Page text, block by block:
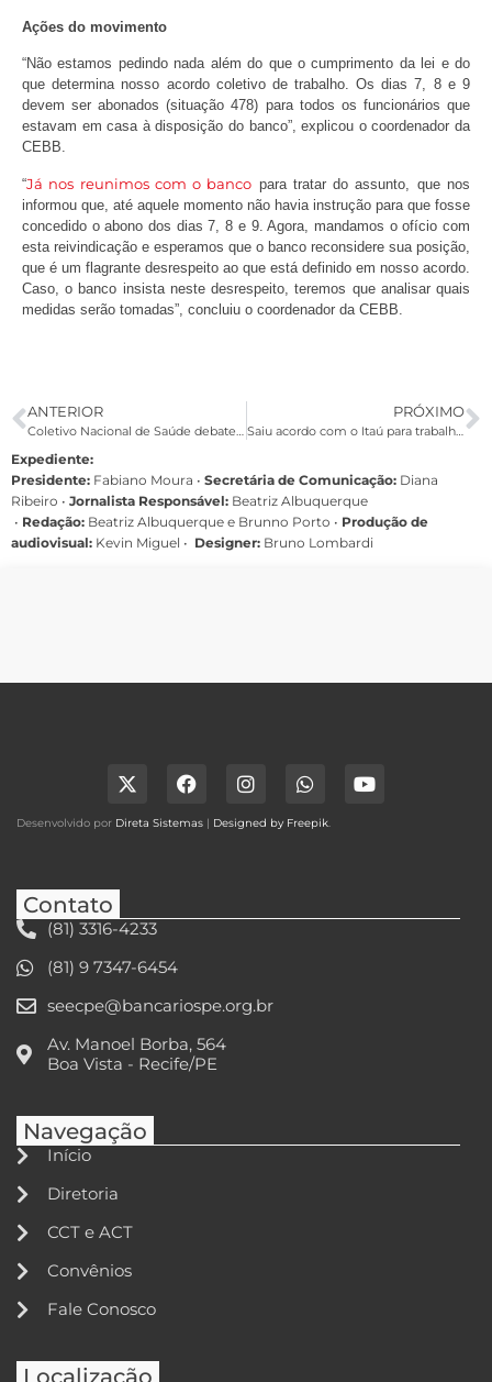
Ações do movimento
“Não estamos pedindo nada além do que o cumprimento da lei e do
que determina nosso acordo coletivo de trabalho. Os dias 7, 8 e 9
devem ser abonados (situação 478) para todos os funcionários que
estavam em casa à disposição do banco”, explicou o coordenador da
CEBB.
“Já nos reunimos com o banco para tratar do assunto, que nos
informou que, até aquele momento não havia instrução para que fosse
concedido o abono dos dias 7, 8 e 9. Agora, mandamos o ofício com
esta reivindicação e esperamos que o banco reconsidere sua posição,
que é um flagrante desrespeito ao que está definido em nosso acordo.
Caso, o banco insista neste desrespeito, teremos que analisar quais
medidas serão tomadas”, concluiu o coordenador da CEBB.
ANTERIOR
Coletivo Nacional de Saúde debate ações de enfrentamento à pandemia
PRÓXIMO
Saiu acordo com o Itaú para trabalhadores do grupo de risco
Expediente:
Presidente: Fabiano Moura • Secretária de Comunicação: Diana
Ribeiro • Jornalista Responsável: Beatriz Albuquerque
• Redação: Beatriz Albuquerque e Brunno Porto • Produção de
audiovisual: Kevin Miguel • Designer: Bruno Lombardi
Desenvolvido por Direta Sistemas | Designed by Freepik.
Contato
(81) 3316-4233
(81) 9 7347-6454
seecpe@bancariospe.org.br
Av. Manoel Borba, 564
Boa Vista - Recife/PE
Navegação
Início
Diretoria
CCT e ACT
Convênios
Fale Conosco
Localização